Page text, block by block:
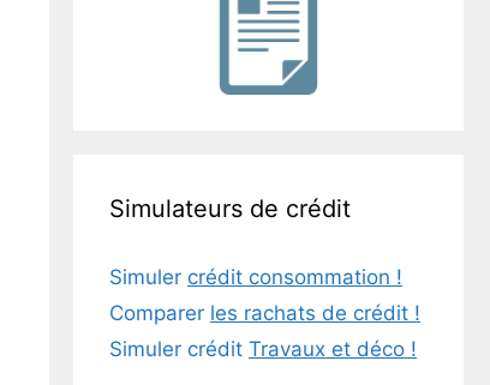
Simulateurs de crédit
Simuler crédit consommation !
Comparer les rachats de crédit !
Simuler crédit Travaux et déco !